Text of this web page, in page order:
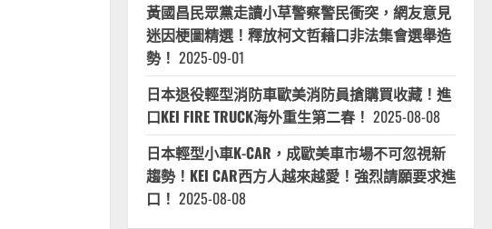
黃國昌民眾黨走讀小草警察警民衝突，網友意見
迷因梗圖精選！釋放柯文哲藉口非法集會選舉造
勢！ 2025-09-01
日本退役輕型消防車歐美消防員搶購買收藏！進
口KEI FIRE TRUCK海外重生第二春！ 2025-08-08
日本輕型小車K-CAR，成歐美車市場不可忽視新
趨勢！KEI CAR西方人越來越愛！強烈請願要求進
口！ 2025-08-08